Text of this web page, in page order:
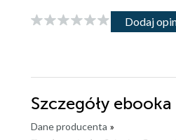
Dodaj
Szczegóły ebooka
Dane producenta »